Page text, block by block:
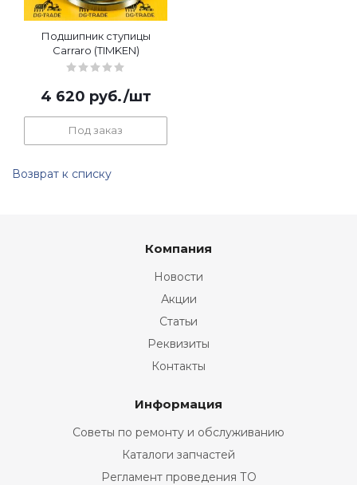
Подшипник ступицы
Carraro (TIMKEN)
4 620 руб./шт
Под заказ
Возврат к списку
Компания
Новости
Акции
Статьи
Реквизиты
Контакты
Информация
Советы по ремонту и обслуживанию
Каталоги запчастей
Регламент проведения ТО